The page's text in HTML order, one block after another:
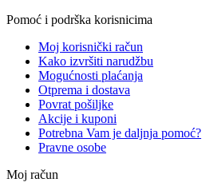
Pomoć i podrška korisnicima
Moj korisnički račun
Kako izvršiti narudžbu
Mogućnosti plaćanja
Otprema i dostava
Povrat pošiljke
Akcije i kuponi
Potrebna Vam je daljnja pomoć?
Pravne osobe
Moj račun